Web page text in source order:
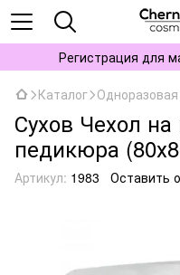
Регистрация для
Каталог
Сухов Чехол
педикюра
Артикул: 1983 Оставить